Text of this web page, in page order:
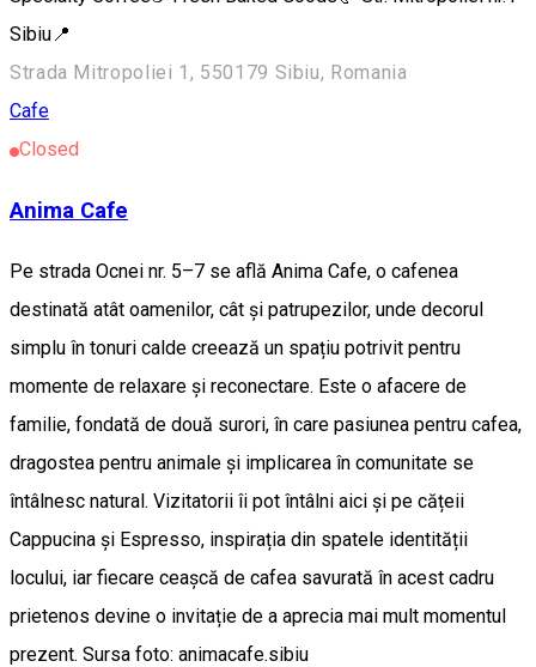
Sibiu📍
Strada Mitropoliei 1, 550179 Sibiu, Romania
Cafe
Closed
Anima Cafe
Pe strada Ocnei nr. 5–7 se află Anima Cafe, o cafenea
destinată atât oamenilor, cât și patrupezilor, unde decorul
simplu în tonuri calde creează un spațiu potrivit pentru
momente de relaxare și reconectare. Este o afacere de
familie, fondată de două surori, în care pasiunea pentru cafea,
dragostea pentru animale și implicarea în comunitate se
întâlnesc natural. Vizitatorii îi pot întâlni aici și pe cățeii
Cappucina și Espresso, inspirația din spatele identității
locului, iar fiecare ceașcă de cafea savurată în acest cadru
prietenos devine o invitație de a aprecia mai mult momentul
prezent. Sursa foto: animacafe.sibiu